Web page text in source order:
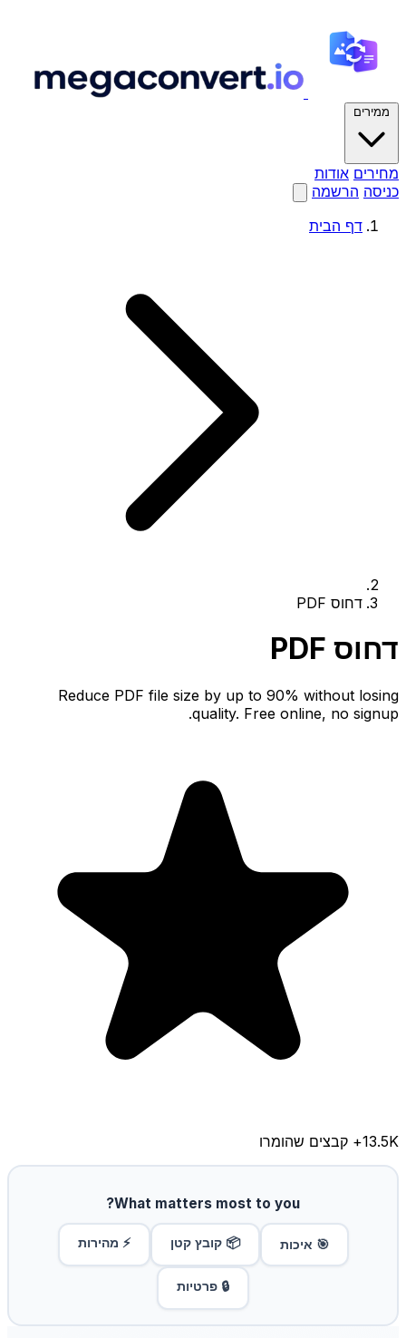
ממירים
מחירים אודות
כניסה הרשמה
דף הבית
דחוס PDF
דחוס PDF
Reduce PDF file size by up to 90% without losing
quality. Free online, no signup.
13.5K+ קבצים שהומרו
What matters most to you?
🎯 איכות 📦 קובץ קטן ⚡ מהירות
🔒 פרטיות